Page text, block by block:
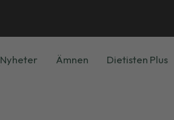
Nyheter Ämnen Dietisten Plus